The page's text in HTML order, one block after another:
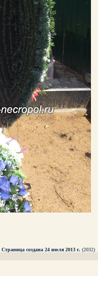
Страница создана 24 июля 2013 г. (2032)